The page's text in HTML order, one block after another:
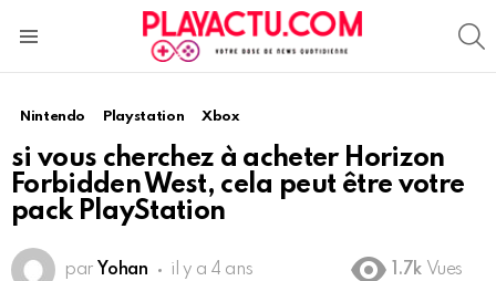
Nintendo Playstation Xbox
si vous cherchez à acheter Horizon
Forbidden West, cela peut être votre
pack PlayStation
par Yohan il y a 4 ans 1.7k Vues